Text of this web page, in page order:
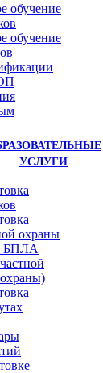
обучение
обучение
УСЛУГИ
охраны
БПЛА